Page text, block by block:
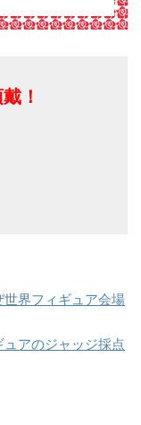
！
界フィギュア会場
アのジャッジ採点